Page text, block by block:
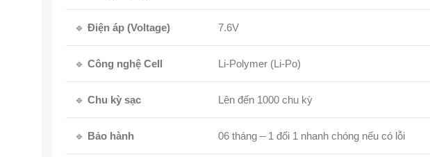
🔹 Điện áp (Voltage) 7.6V
🔹 Công nghệ Cell Li-Polymer (Li-Po)
🔹 Chu kỳ sạc Lên đến 1000 chu kỳ
🔹 Bảo hành 06 tháng – 1 đổi 1 nhanh chóng nếu có lỗi